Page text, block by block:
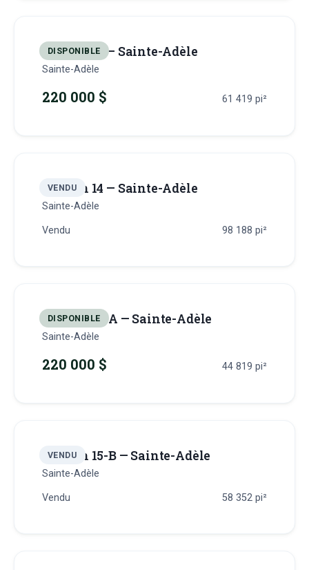
DISPONIBLE
Terrain 13 — Sainte-Adèle
Sainte-Adèle
220 000 $ 61 419 pi²
VENDU
Terrain 14 — Sainte-Adèle
Sainte-Adèle
Vendu 98 188 pi²
DISPONIBLE
Terrain 15-A — Sainte-Adèle
Sainte-Adèle
220 000 $ 44 819 pi²
VENDU
Terrain 15-B — Sainte-Adèle
Sainte-Adèle
Vendu 58 352 pi²